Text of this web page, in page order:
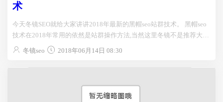
术
今天冬镜SEO就给大家讲讲2018年最新的黑帽seo站群技术。 黑帽seo
技术在2018年常用的依然是站群操作方法,当然这里冬镜不是推荐大家
去用站群的方法去做网站,而是为...
冬镜seo 2018年06月14日 08:30